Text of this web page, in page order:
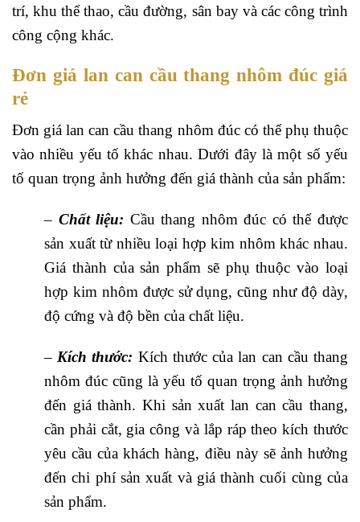
trí, khu thể thao, cầu đường, sân bay và các công trình
công cộng khác.
Đơn giá lan can cầu thang nhôm đúc giá
rẻ
Đơn giá lan can cầu thang nhôm đúc có thể phụ thuộc
vào nhiều yếu tố khác nhau. Dưới đây là một số yếu
tố quan trọng ảnh hưởng đến giá thành của sản phẩm:
– Chất liệu: Cầu thang nhôm đúc có thể được
sản xuất từ nhiều loại hợp kim nhôm khác nhau.
Giá thành của sản phẩm sẽ phụ thuộc vào loại
hợp kim nhôm được sử dụng, cũng như độ dày,
độ cứng và độ bền của chất liệu.
– Kích thước: Kích thước của lan can cầu thang
nhôm đúc cũng là yếu tố quan trọng ảnh hưởng
đến giá thành. Khi sản xuất lan can cầu thang,
cần phải cắt, gia công và lắp ráp theo kích thước
yêu cầu của khách hàng, điều này sẽ ảnh hưởng
đến chi phí sản xuất và giá thành cuối cùng của
sản phẩm.